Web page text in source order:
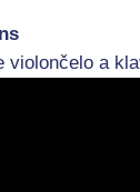
violončelo a